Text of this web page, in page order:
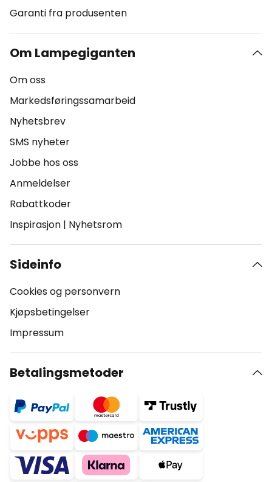
Garanti fra produsenten
Om Lampegiganten
Om oss
Markedsføringssamarbeid
Nyhetsbrev
SMS nyheter
Jobbe hos oss
Anmeldelser
Rabattkoder
Inspirasjon | Nyhetsrom
Sideinfo
Cookies og personvern
Kjøpsbetingelser
Impressum
Betalingsmetoder